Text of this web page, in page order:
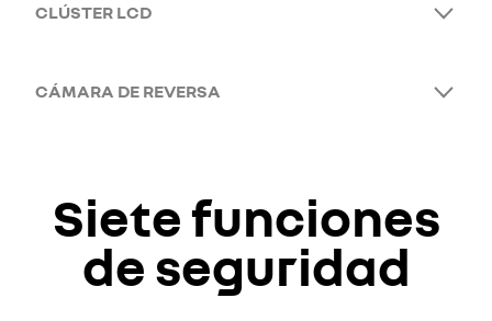
CLÚSTER LCD
CÁMARA DE REVERSA
Siete funciones
de seguridad